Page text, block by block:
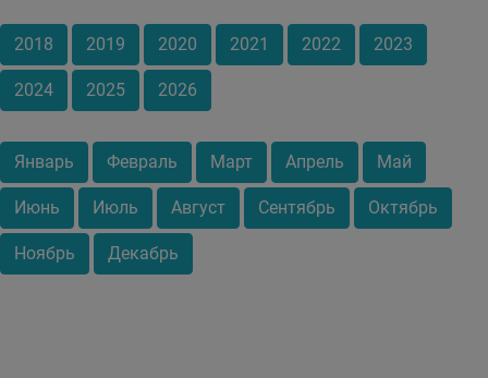
2018 2019 2020 2021 2022 2023
2024 2025 2026
Январь Февраль Март Апрель Май
Июнь Июль Август Сентябрь Октябрь
Ноябрь Декабрь